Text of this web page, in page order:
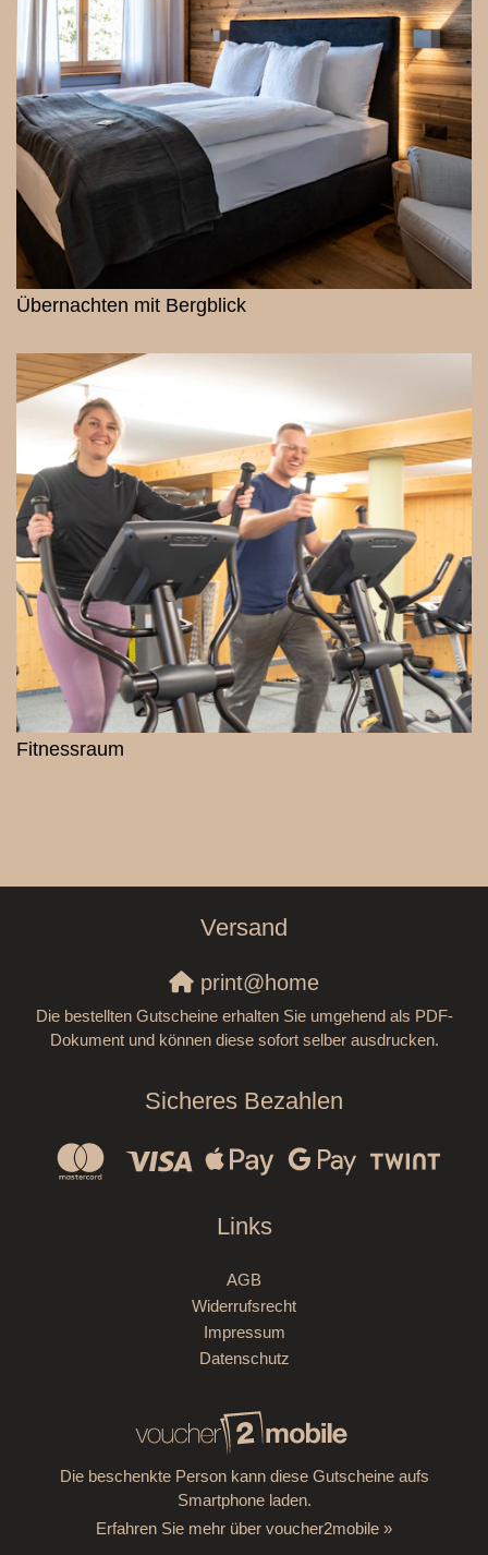
Übernachten mit Bergblick
Fitnessraum
Versand
print@home
Die bestellten Gutscheine erhalten Sie umgehend als PDF-
Dokument und können diese sofort selber ausdrucken.
Sicheres Bezahlen
Links
AGB
Widerrufsrecht
Impressum
Datenschutz
Die beschenkte Person kann diese Gutscheine aufs
Smartphone laden.
Erfahren Sie mehr über voucher2mobile »